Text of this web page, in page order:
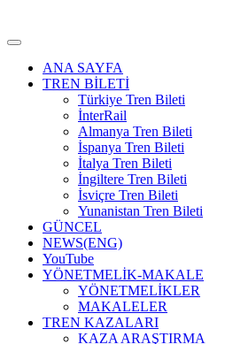
ANA SAYFA
TREN BİLETİ
Türkiye Tren Bileti
İnterRail
Almanya Tren Bileti
İspanya Tren Bileti
İtalya Tren Bileti
İngiltere Tren Bileti
İsviçre Tren Bileti
Yunanistan Tren Bileti
GÜNCEL
NEWS(ENG)
YouTube
YÖNETMELİK-MAKALE
YÖNETMELİKLER
MAKALELER
TREN KAZALARI
KAZA ARAŞTIRMA